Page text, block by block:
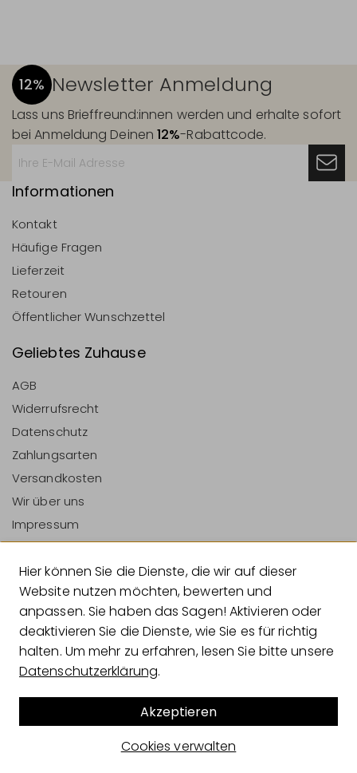
12% Newsletter Anmeldung
Lass uns Brieffreund:innen werden und erhalte sofort
bei Anmeldung Deinen12%-Rabattcode.
Informationen
Kontakt
Häufige Fragen
Lieferzeit
Retouren
Öffentlicher Wunschzettel
Geliebtes Zuhause
AGB
Widerrufsrecht
Datenschutz
Zahlungsarten
Versandkosten
Wir über uns
Impressum
Vertrag Widerrufen
Zahlungsarten
Versandarten
Hier können Sie die Dienste, die wir auf dieser
Website nutzen möchten, bewerten und
anpassen. Sie haben das Sagen! Aktivieren oder
deaktivieren Sie die Dienste, wie Sie es für richtig
halten. Um mehr zu erfahren, lesen Sie bitte unsere
Datenschutzerklärung.
Cookies verwalten
Akzeptieren